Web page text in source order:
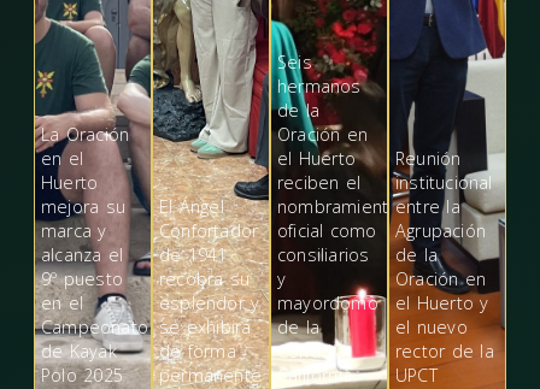
La Oración
en el
Huerto
mejora su
marca y
alcanza el
9º puesto
en el
Campeonato
de Kayak
Polo 2025
El Ángel
Confortador
de 1941
recobra su
esplendor y
se exhibirá
de forma
permanente
Seis
hermanos
de la
Oración en
el Huerto
reciben el
nombramiento
oficial como
consiliarios
y
mayordomo
de la
Cofradía
California
Reunión
institucional
entre la
Agrupación
de la
Oración en
el Huerto y
el nuevo
rector de la
UPCT